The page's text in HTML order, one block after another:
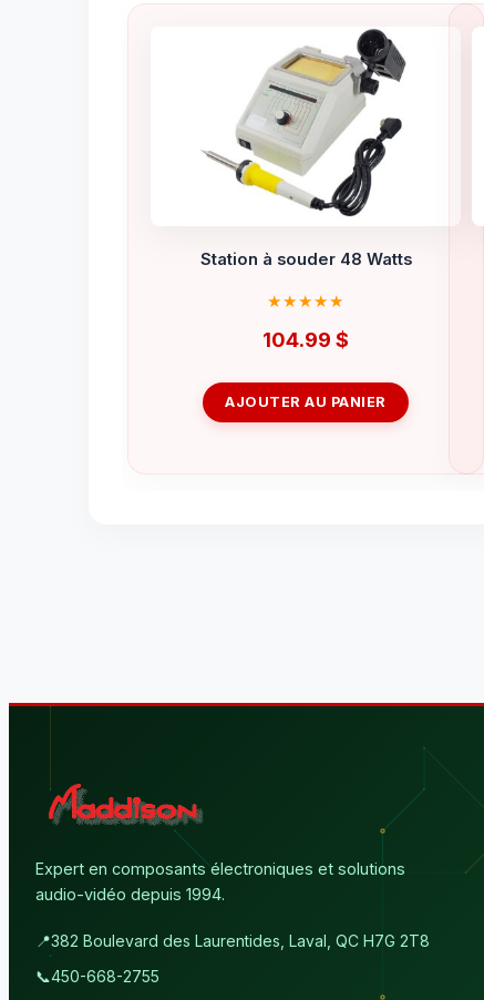
Station à souder 48 Watts
104.99 $
AJOUTER AU PANIER
Expert en composants électroniques et solutions
audio-vidéo depuis 1994.
📍382 Boulevard des Laurentides, Laval, QC H7G 2T8
📞450-668-2755